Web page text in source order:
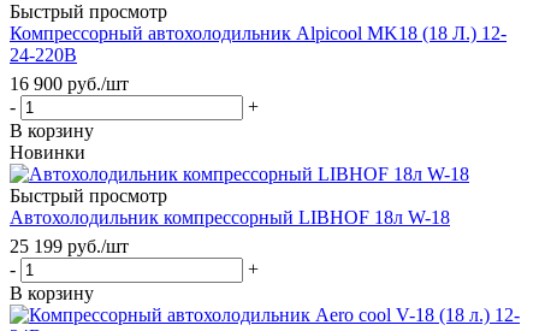
Быстрый просмотр
Компрессорный автохолодильник Alpicool MK18 (18 Л.) 12-
24-220В
16 900 руб./шт
-
+
В корзину
Новинки
Быстрый просмотр
Автохолодильник компрессорный LIBHOF 18л W-18
25 199 руб./шт
-
+
В корзину